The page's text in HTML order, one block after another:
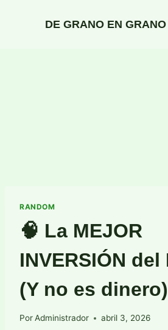
DE GRANO EN GRANO
RANDOM
🧠 La MEJOR
INVERSIÓN
(Y no es
PorAdministrador abril 3, 2026